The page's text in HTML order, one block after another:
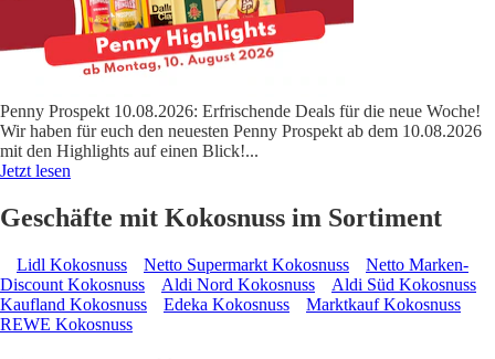
Penny Prospekt 10.08.2026: Erfrischende Deals für die neue Woche!
Wir haben für euch den neuesten Penny Prospekt ab dem 10.08.2026
mit den Highlights auf einen Blick!...
Jetzt lesen
Geschäfte mit Kokosnuss im Sortiment
Lidl Kokosnuss Netto Supermarkt Kokosnuss
Netto Marken-
Discount Kokosnuss
Aldi Nord Kokosnuss
Aldi Süd Kokosnuss
Kaufland Kokosnuss
Edeka Kokosnuss
Marktkauf Kokosnuss
REWE Kokosnuss